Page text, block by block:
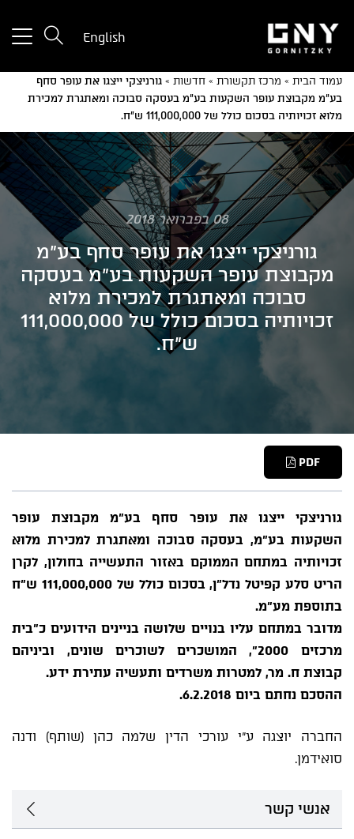
a
English
עמוד הבית » מרכז תקשורת » חדשות » גורניצקי ייצגו את עופר סחף
בע"מ מקבוצת עופר השקעות בע"מ בעסקה סבוכה ומאתגרת למכירת
מלוא זכויותיה בסכום כולל של 111,000,000 ש"ח.
08 בפברואר 2018
גורניצקי ייצגו את עופר סחף בע"מ
מקבוצת עופר השקעות בע"מ בעסקה
סבוכה ומאתגרת למכירת מלוא
זכויותיה בסכום כולל של 111,000,000
ש"ח.
PDF
גורניצקי ייצגו את עופר סחף בע"מ מקבוצת עופר
השקעות בע"מ, בעסקה סבוכה ומאתגרת למכירת מלוא
זכויותיה במתחם הממוקם באזור התעשייה בחולון, לקרן
הריט סלע קפיטל נדל"ן, בסכום כולל של 111,000,000 ש"ח
בתוספת מע"מ.
מדובר במתחם עליו בנויים שלושה בניינים הידועים כ"בית
מרכזים 2000", המושכרים לשוכרים שונים, וביניהם
קבוצת ח. מר, למטרות משרדים ותעשיה עתירת ידע.
ההסכם נחתם ביום 6.2.2018.
החברה יוצגה ע"י עורכי הדין שלמה כהן (שותף) ודנה
סואידמן.
אנשי קשר